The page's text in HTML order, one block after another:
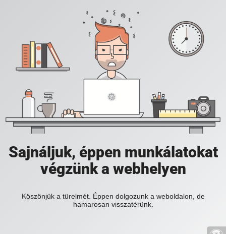
Sajnáljuk, éppen munkálatokat
végzünk a webhelyen
Köszönjük a türelmét. Éppen dolgozunk a weboldalon, de
hamarosan visszatérünk.